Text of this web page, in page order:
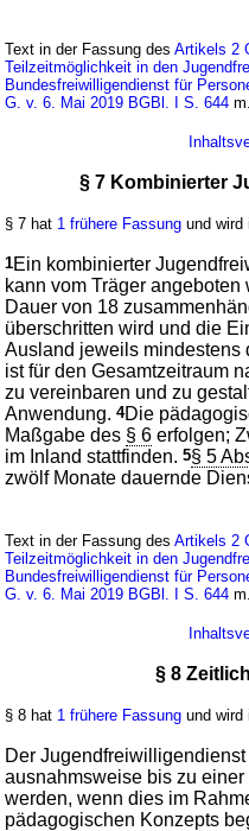
Text in der Fassung desArtikels 2
Teilzeitmöglichkeit in den
Bundesfreiwilligendienst für
G. v. 6. Mai 2019 BGBl. I S. 644
§ 7 Kombinierter
§ 7 hat 1 frühere Fassung und
1Ein kombinierter
kann vom Träger
Dauer von 18
überschritten wird und die
Ausland jeweils mindestens
ist für den Gesamtzeitraum
zu vereinbaren und zu
Anwendung.4Die
Maßgabe des § 6 erfolgen;
im Inland stattfinden.5§ 5
zwölf Monate dauernde
Text in der Fassung desArtikels 2
Teilzeitmöglichkeit in den
Bundesfreiwilligendienst für
G. v. 6. Mai 2019 BGBl. I S. 644
§ 8
§ 8 hat 1 frühere Fassung und wird
Der Jugendfreiwilligendienst
ausnahmsweise bis zu
werden, wenn dies im
pädagogischen Konzepts